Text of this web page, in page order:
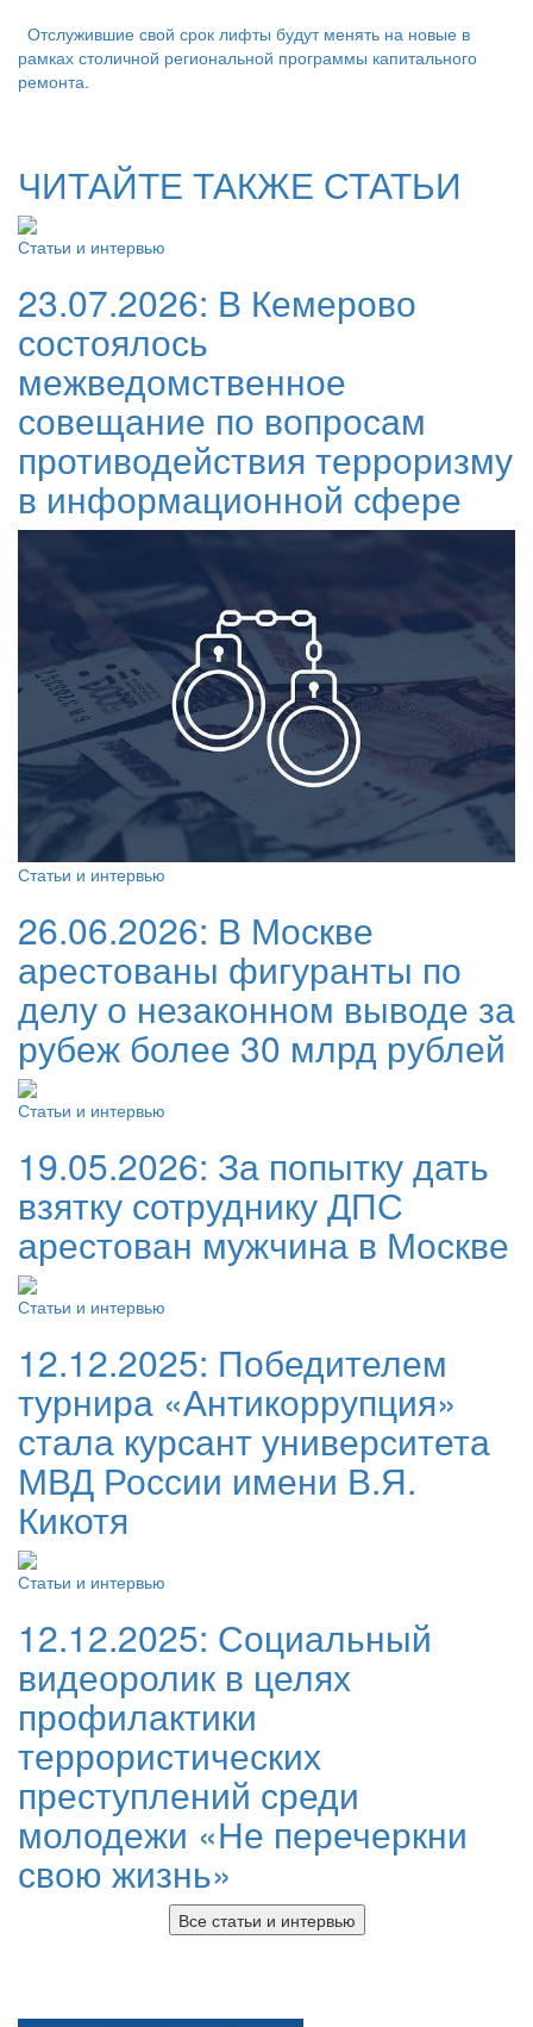
Отслужившие свой срок лифты будут менять на новые в
рамках столичной региональной программы капитального
ремонта.
ЧИТАЙТЕ ТАКЖЕ СТАТЬИ
Статьи и интервью
23.07.2026: В Кемерово
состоялось
межведомственное
совещание по вопросам
противодействия терроризму
в информационной сфере
Статьи и интервью
26.06.2026: В Москве
арестованы фигуранты по
делу о незаконном выводе за
рубеж более 30 млрд рублей
Статьи и интервью
19.05.2026: За попытку дать
взятку сотруднику ДПС
арестован мужчина в Москве
Статьи и интервью
12.12.2025: Победителем
турнира «Антикоррупция»
стала курсант университета
МВД России имени В.Я.
Кикотя
Статьи и интервью
12.12.2025: Социальный
видеоролик в целях
профилактики
террористических
преступлений среди
молодежи «Не перечеркни
свою жизнь»
Все статьи и интервью